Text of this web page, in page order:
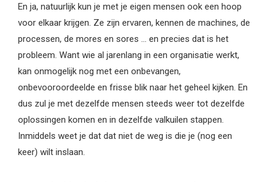
En ja, natuurlijk kun je met je eigen mensen ook een hoop
voor elkaar krijgen. Ze zijn ervaren, kennen de machines, de
processen, de mores en sores … en precies dat is het
probleem. Want wie al jarenlang in een organisatie werkt,
kan onmogelijk nog met een onbevangen,
onbevooroordeelde en frisse blik naar het geheel kijken. En
dus zul je met dezelfde mensen steeds weer tot dezelfde
oplossingen komen en in dezelfde valkuilen stappen.
Inmiddels weet je dat dat niet de weg is die je (nog een
keer) wilt inslaan.